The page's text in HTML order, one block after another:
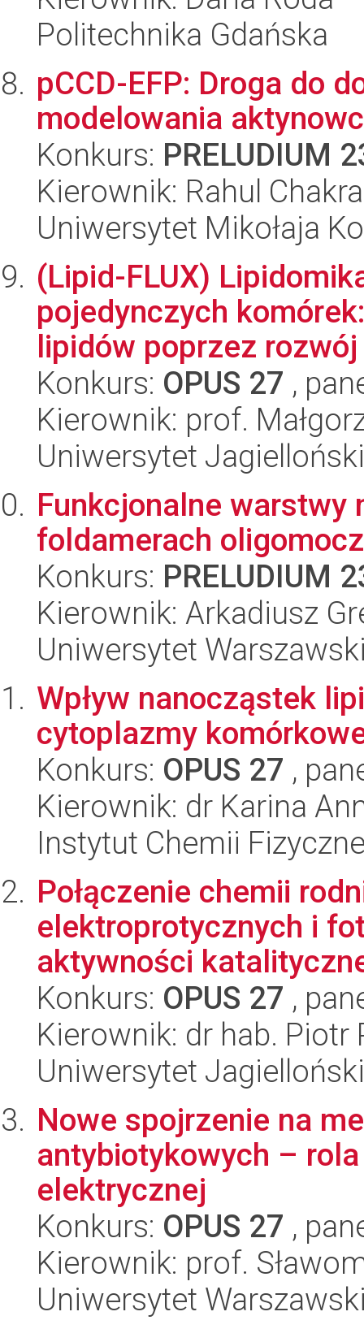
Politechnika Gdańska
pCCD-EFP: Droga do
modelowania
Konkurs: PRELUDIUM
Kierownik: Rahul
Uniwersytet Mikołaja
(Lipid-FLUX)
pojedynczych
lipidów poprzez
Konkurs: OPUS 27 ,
Kierownik: prof.
Uniwersytet Jagielloński
Funkcjonalne warstwy
foldamerach
Konkurs: PRELUDIUM
Kierownik: Arkadiusz
Uniwersytet
Wpływ nanocząstek
cytoplazmy
Konkurs: OPUS 27 ,
Kierownik: dr Karina
Instytut Chemii
Połączenie chemii
elektroprotycznych i
aktywności
Konkurs: OPUS 27 ,
Kierownik: dr hab. Piotr
Uniwersytet Jagielloński
Nowe spojrzenie na
antybiotykowych –
elektrycznej
Konkurs: OPUS 27 ,
Kierownik: prof.
Uniwersytet